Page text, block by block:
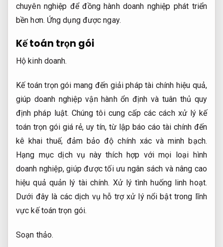
chuyên nghiệp để đồng hành doanh nghiệp phát triển
bền hơn. Ứng dụng được ngay.
Kế toán trọn gói
Hộ kinh doanh.
Kế toán trọn gói mang đến giải pháp tài chính hiệu quả,
giúp doanh nghiệp vận hành ổn định và tuân thủ quy
định pháp luật. Chúng tôi cung cấp các cách xử lý kế
toán trọn gói giá rẻ, uy tín, từ lập báo cáo tài chính đến
kê khai thuế, đảm bảo độ chính xác và minh bạch.
Hạng mục dịch vụ này thích hợp với mọi loại hình
doanh nghiệp, giúp được tối ưu ngân sách và nâng cao
hiệu quả quản lý tài chính. Xử lý tình huống linh hoạt.
Dưới đây là các dịch vụ hỗ trợ xử lý nổi bật trong lĩnh
vực kế toán trọn gói.
Soạn thảo.